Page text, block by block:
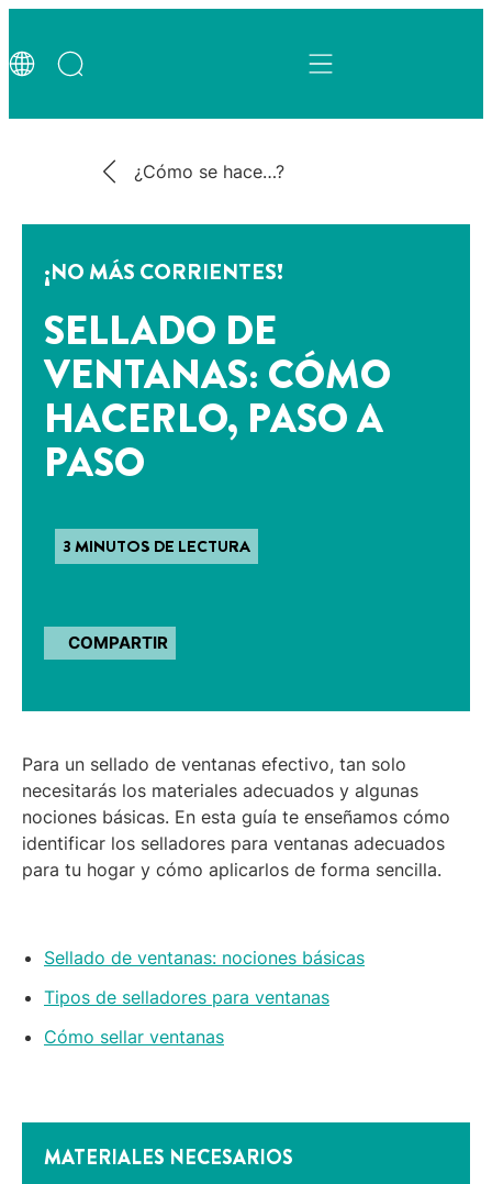
¿Cómo se hace…?
¡NO MÁS CORRIENTES!
SELLADO DE
VENTANAS: CÓMO
HACERLO, PASO A
PASO
3 MINUTOS DE LECTURA
COMPARTIR
Para un sellado de ventanas efectivo, tan solo
necesitarás los materiales adecuados y algunas
nociones básicas. En esta guía te enseñamos cómo
identificar los selladores para ventanas adecuados
para tu hogar y cómo aplicarlos de forma sencilla.
Sellado de ventanas: nociones básicas
Tipos de selladores para ventanas
Cómo sellar ventanas
MATERIALES NECESARIOS